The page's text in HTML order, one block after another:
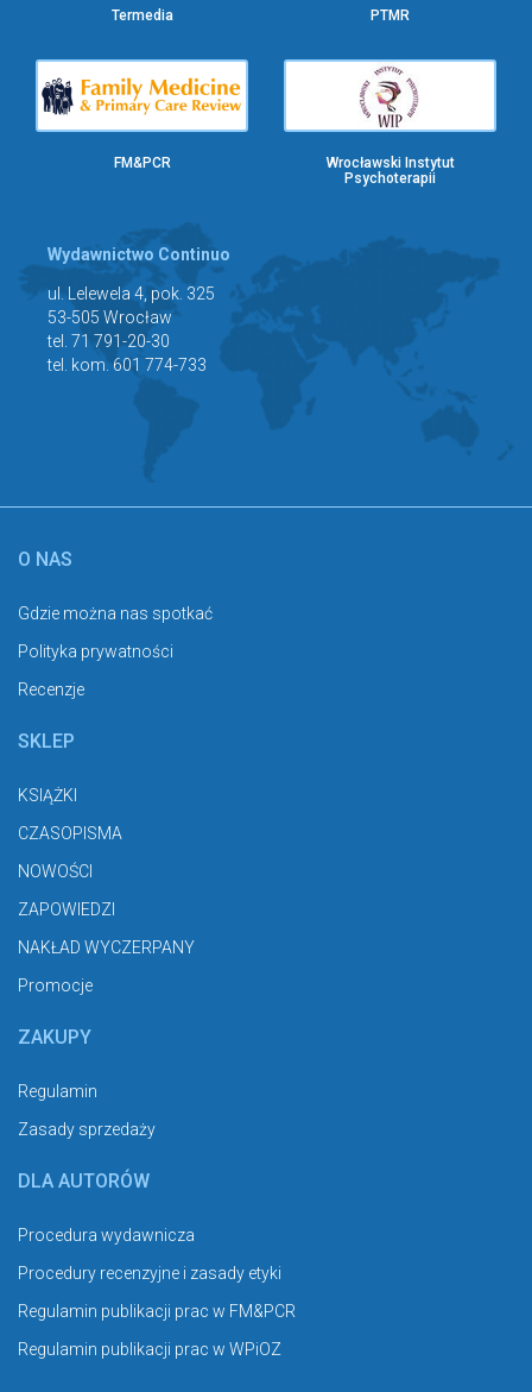
Termedia PTMR
FM&PCR
Wrocławski Instytut
Psychoterapii
Wydawnictwo Continuo
ul. Lelewela 4, pok. 325
53-505 Wrocław
tel. 71 791-20-30
tel. kom. 601 774-733
O NAS
Gdzie można nas spotkać
Polityka prywatności
Recenzje
SKLEP
KSIĄŻKI
CZASOPISMA
NOWOŚCI
ZAPOWIEDZI
NAKŁAD WYCZERPANY
Promocje
ZAKUPY
Regulamin
Zasady sprzedaży
DLA AUTORÓW
Procedura wydawnicza
Procedury recenzyjne i zasady etyki
Regulamin publikacji prac w FM&PCR
Regulamin publikacji prac w WPiOZ